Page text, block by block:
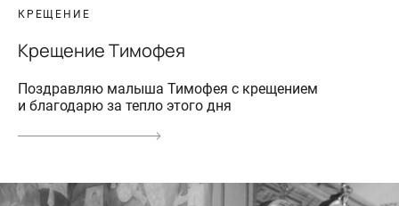
КРЕЩЕНИЕ
Крещение Тимофея
Поздравляю малыша Тимофея с крещением
и благодарю за тепло этого дня